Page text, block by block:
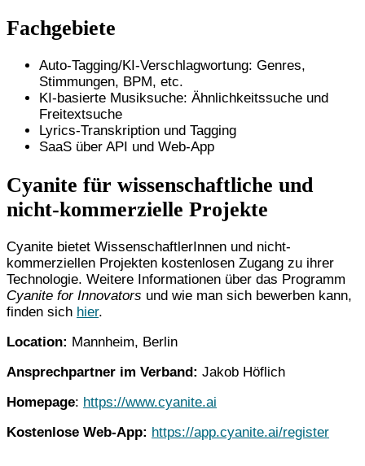
Fachgebiete
Auto-Tagging/KI-Verschlagwortung: Genres,
Stimmungen, BPM, etc.
KI-basierte Musiksuche: Ähnlichkeitssuche und
Freitextsuche
Lyrics-Transkription und Tagging
SaaS über API und Web-App
Cyanite für wissenschaftliche und
nicht-kommerzielle Projekte
Cyanite bietet WissenschaftlerInnen und nicht-
kommerziellen Projekten kostenlosen Zugang zu ihrer
Technologie. Weitere Informationen über das Programm
Cyanite for Innovators und wie man sich bewerben kann,
finden sich hier.
Location: Mannheim, Berlin
Ansprechpartner im Verband: Jakob Höflich
Homepage: https://www.cyanite.ai
Kostenlose Web-App: https://app.cyanite.ai/register